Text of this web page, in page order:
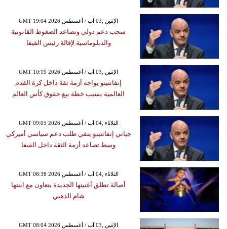
GMT 19:04 2026 الإثنين ,03 آب / أغسطس
سحب دعم دولي وتصاعد الضغوط القانونية
والدبلوماسية لإقالة رئيس الفيفا
GMT 10:19 2026 الإثنين ,03 آب / أغسطس
إنفانتينو يواجه أزمة ثقة داخل كرة القدم
العالمية بسبب خطة بيع حقوق كأس العالم
GMT 09:05 2026 الثلاثاء ,04 آب / أغسطس
جياني إنفانتينو ينفي طلب دعم سياسي أميركي
وسط تصاعد أزمة الثقة داخل الفيفا
GMT 06:38 2026 الثلاثاء ,04 آب / أغسطس
أصالة تطلق أغنيتها الجديدة بتعاون مع ابنتها
شام الذهبي
GMT 08:04 2026 الإثنين ,03 آب / أغسطس